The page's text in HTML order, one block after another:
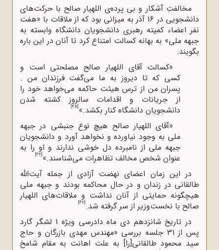
مخالفتِ آشکار و بی پرده‌ی اللهیار صالح با حرکت‌های
دانشجویی در 16 آذر به میزانی بود که از ملاقات با «هفت
نفر اعضاء کمیته رهبری دانشجویان دانشگاه وابسته به
جبهه ملی» به بهانه کسالت امتناع کرد تا آنان در این باره
بگویند:
«کسالت آقای اللهیار صالح مصلحتی است و
کسی که تا دیروز به ما می‌گفت فرزندان من .
پسران من از ترس هیئت حاکمه می‌خواهد خود را
از جریانات و اقدامات سالروز کشته شدن
دانشجویان دانشگاه کنار بکشد.» [45]
«آقای اللهیار صالح هیچ نوع جنبشی در جبهه
ملی به وجود نیاورده و نخواهد آورد و دانشجویان
جبهه ملی از نامبرده دل ‌خوشی ندارند و او را به
‌عنوان شخص مخالف تظاهرات می‌شناسند.» [46]
در این زمان اعضای نهضت آزادی از جمله آیت‌الله‌
طالقانی در زندان و در حال محاکمه بودند و جبهه ملی
هیچگونه حمایتی از آنان نداشت و ملاقات‌های اللهیار
صالح با نخست‌وزیر از سر گرفته شد. [47]
در تاریخ شانزدهم دی ماه دادرسی ویژه 1 لشگر گارد
پس از 31 جلسه بررسی «مهندس مهدی بازرگان و حاج
سید محمود طالقانی[را] به علت اهانت به مقام شامخ